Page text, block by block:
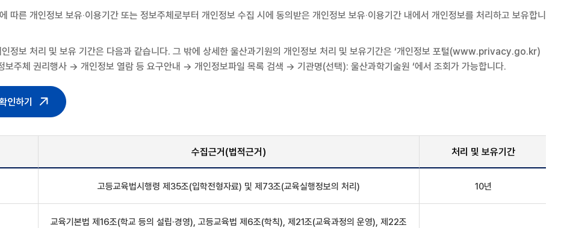
따른 개인정보 보유‧이용기간 또는 정보주체로부터 개인정보 수집 시에 동의받은 개인정보 보유‧이용기간 내에서 개인정보를 처리하고 보유합니
인정보 처리 및 보유 기간은 다음과 같습니다. 그 밖에 상세한 울산과기원의 개인정보 처리 및 보유기간은 ‘개인정보 포털(www.privacy.go.kr)
주체 권리행사 → 개인정보 열람 등 요구안내 → 개인정보파일 목록 검색 → 기관명(선택): 울산과학기술원 ‘에서 조회가 가능합니다.
인하기
수집근거(법적근거) 처리 및 보유기간
고등교육법시행령 제35조(입학전형자료) 및 제73조(교육실행정보의 처리) 10년
교육기본법 제16조(학교 등의 설립·경영), 고등교육법 제6조(학칙), 제21조(교육과정의 운영), 제22조